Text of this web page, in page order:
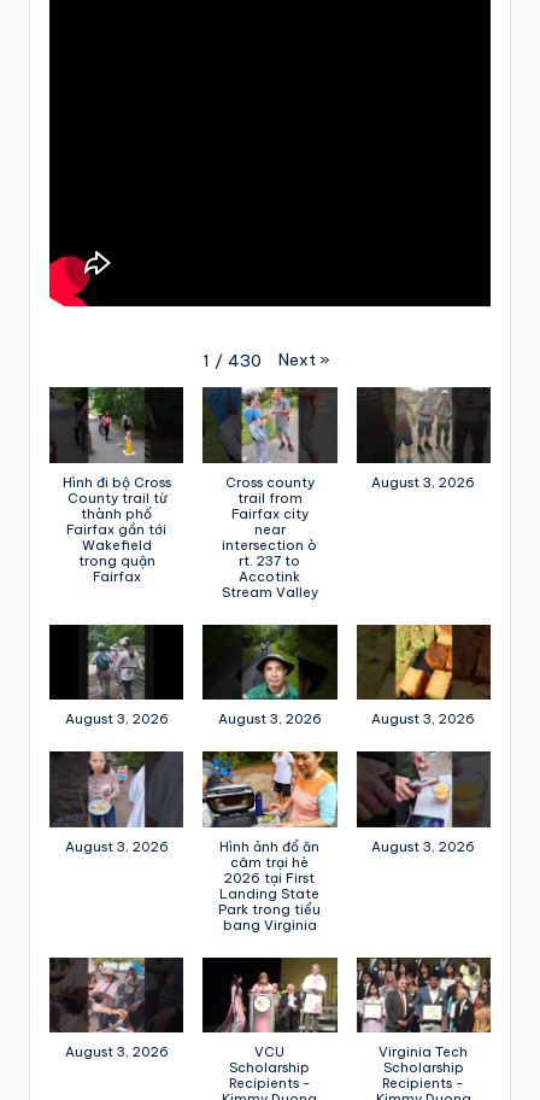
1 / 430 Next »
Hình đi bộ Cross
County trail từ
thành phố
Fairfax gần tới
Wakefield
trong quận
Fairfax
Cross county
trail from
Fairfax city
near
intersection ò
rt. 237 to
Accotink
Stream Valley
August 3, 2026
August 3, 2026 August 3, 2026 August 3, 2026
August 3, 2026
Hình ảnh đổ ăn
câm trại hè
2026 tại First
Landing State
Park trong tiểu
bang Virginia
August 3, 2026
August 3, 2026
VCU
Scholarship
Recipients -
Virginia Tech
Scholarship
Recipients -